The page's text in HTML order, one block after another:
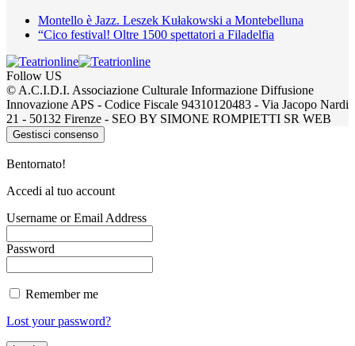
Montello è Jazz. Leszek Kułakowski a Montebelluna
“Cico festival! Oltre 1500 spettatori a Filadelfia
Follow US
© A.C.I.D.I. Associazione Culturale Informazione Diffusione
Innovazione APS - Codice Fiscale 94310120483 - Via Jacopo Nardi
21 - 50132 Firenze - SEO BY SIMONE ROMPIETTI SR WEB
Gestisci consenso
Bentornato!
Accedi al tuo account
Username or Email Address
Password
Remember me
Lost your password?